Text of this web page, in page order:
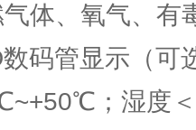
体、氧气、有
码管显示（可
；湿度